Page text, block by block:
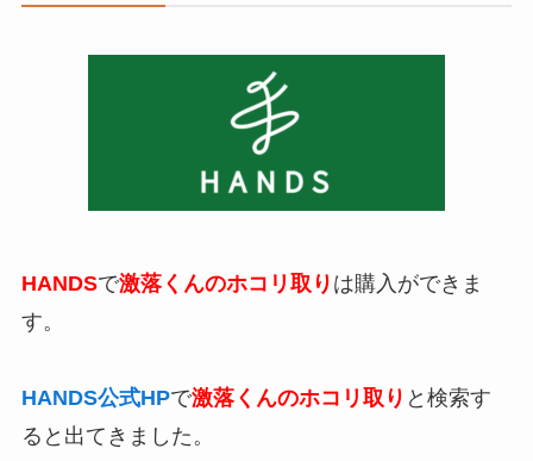
HANDSで激落くんのホコリ取り は購入ができま
す。
HANDS公式HPで激落くんのホコリ取り と検索す
ると出てきました。